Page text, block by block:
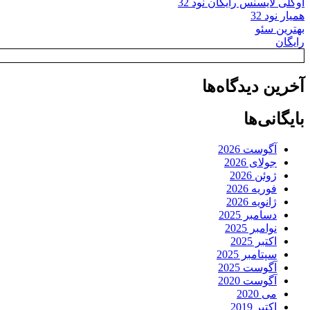
همیار نود 32
بهترین سئو
رایگان
آخرین دیدگاه‌ها
بایگانی‌ها
آگوست 2026
جولای 2026
ژوئن 2026
فوریه 2026
ژانویه 2026
دسامبر 2025
نوامبر 2025
اکتبر 2025
سپتامبر 2025
آگوست 2025
آگوست 2020
می 2020
اکتبر 2019